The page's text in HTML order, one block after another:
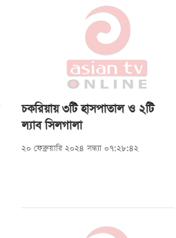
চকরিয়ায় ৩টি হাসপাতাল ও ২টি
ল্যাব সিলগালা
২০ ফেব্রুয়ারি ২০২৪ সন্ধ্যা ০৭:২৮:৪২